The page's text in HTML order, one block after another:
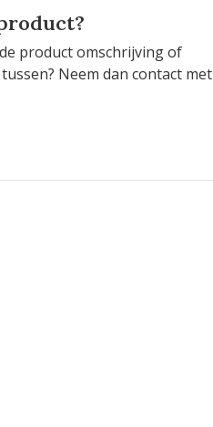
product omschrijving of
Neem dan contact met